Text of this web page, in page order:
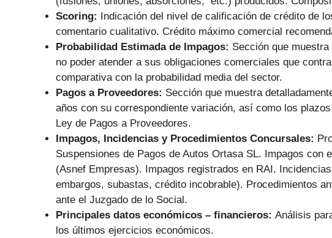
Scoring: Indicación del nivel de calificación de crédito de
comentario cualitativo. Crédito máximo comercial
Probabilidad Estimada de Impagos: Sección que
no poder atender a sus obligaciones comerciales que
comparativa con la probabilidad media del sector.
Pagos a Proveedores: Sección que muestra
años con su correspondiente variación, así como los
Ley de Pagos a Proveedores.
Impagos, Incidencias y Procedimientos Concursales:
Suspensiones de Pagos de Autos Ortasa SL. Impagos con
(Asnef Empresas). Impagos registrados en RAI.
embargos, subastas, crédito incobrable). Procedimientos
ante el Juzgado de lo Social.
Principales datos económicos – financieros: Análisis
los últimos ejercicios económicos.